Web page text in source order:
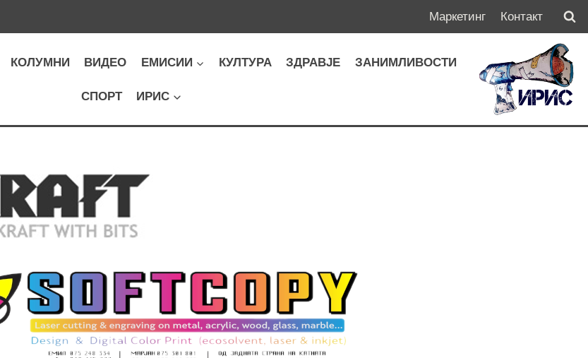
Маркетинг Контакт
КОЛУМНИ ВИДЕО ЕМИСИИ КУЛТУРА ЗДРАВЈЕ ЗАНИМЛИВОСТИ
СПОРТ ИРИС